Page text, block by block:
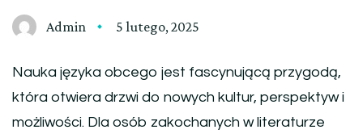
Admin 5 lutego, 2025
Nauka języka obcego jest fascynującą przygodą,
która otwiera drzwi do nowych kultur, perspektyw i
możliwości. Dla osób zakochanych w literaturze